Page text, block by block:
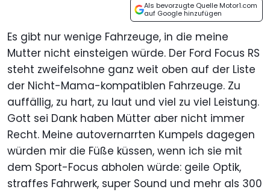
Als bevorzugte Quelle Motor1.com
auf Google hinzufügen
Es gibt nur wenige Fahrzeuge, in die meine
Mutter nicht einsteigen würde. Der Ford Focus RS
steht zweifelsohne ganz weit oben auf der Liste
der Nicht-Mama-kompatiblen Fahrzeuge. Zu
auffällig, zu hart, zu laut und viel zu viel Leistung.
Gott sei Dank haben Mütter aber nicht immer
Recht. Meine autovernarrten Kumpels dagegen
würden mir die Füße küssen, wenn ich sie mit
dem Sport-Focus abholen würde: geile Optik,
straffes Fahrwerk, super Sound und mehr als 300